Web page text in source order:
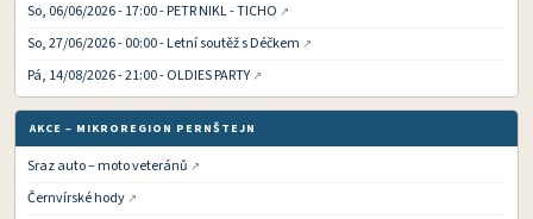
So, 06/06/2026 - 17:00 - PETR NIKL - TICHO
So, 27/06/2026 - 00:00 - Letní soutěž s Déčkem
Pá, 14/08/2026 - 21:00 - OLDIES PARTY
AKCE – MIKROREGION PERNŠTEJN
Sraz auto – moto veteránů
Černvírské hody